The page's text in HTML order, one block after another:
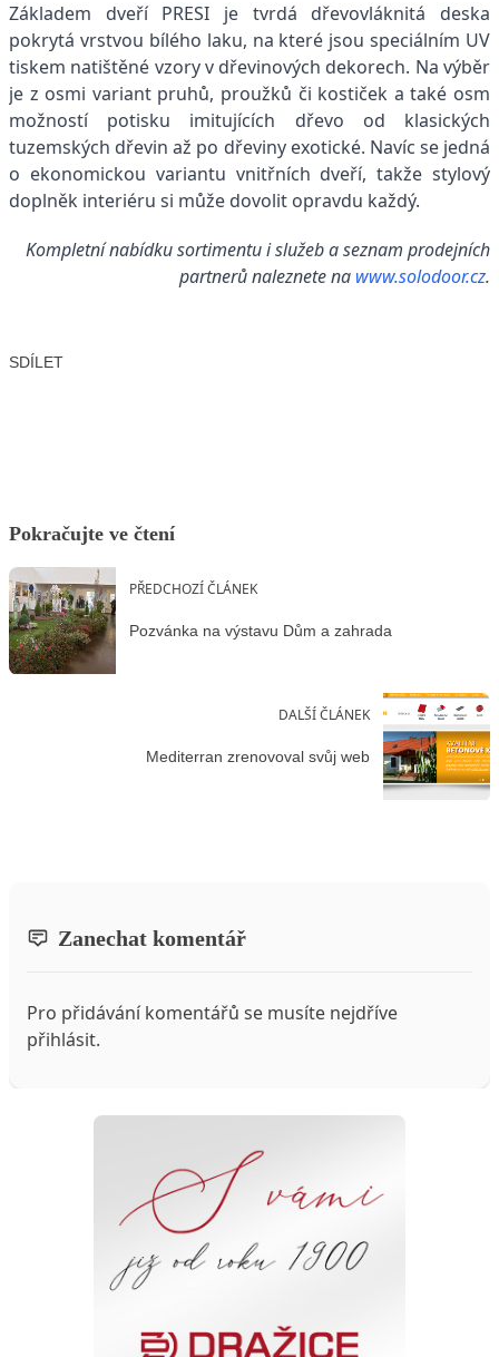
Základem dveří PRESI je tvrdá dřevovláknitá deska
pokrytá vrstvou bílého laku, na které jsou speciálním UV
tiskem natištěné vzory v dřevinových dekorech. Na výběr
je z osmi variant pruhů, proužků či kostiček a také osm
možností potisku imitujících dřevo od klasických
tuzemských dřevin až po dřeviny exotické. Navíc se jedná
o ekonomickou variantu vnitřních dveří, takže stylový
doplněk interiéru si může dovolit opravdu každý.
Kompletní nabídku sortimentu i služeb a seznam prodejních
partnerů naleznete na www.solodoor.cz.
SDÍLET
Pokračujte ve čtení
PŘEDCHOZÍ ČLÁNEK
Pozvánka na výstavu Dům a zahrada
DALŠÍ ČLÁNEK
Mediterran zrenovoval svůj web
Zanechat komentář
Pro přidávání komentářů se musíte nejdříve
přihlásit.